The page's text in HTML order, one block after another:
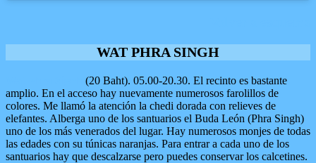
WAT PHRA SINGH
(20 Baht). 05.00-20.30. El recinto es bastante
amplio. En el acceso hay nuevamente numerosos farolillos de
colores. Me llamó la atención la chedi dorada con relieves de
elefantes. Alberga uno de los santuarios el Buda León (Phra Singh)
uno de los más venerados del lugar. Hay numerosos monjes de todas
las edades con su túnicas naranjas. Para entrar a cada uno de los
santuarios hay que descalzarse pero puedes conservar los calcetines.